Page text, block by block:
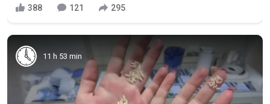
388 121 295
11 h 53 min